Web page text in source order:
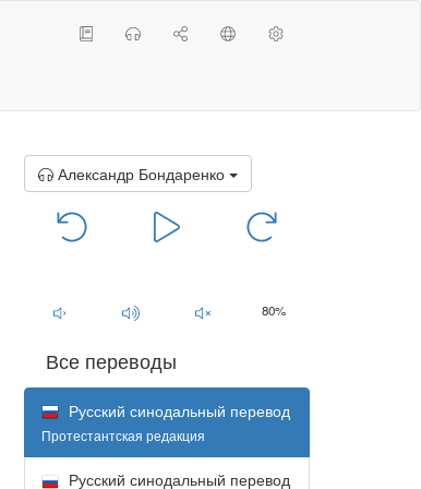
Александр Бондаренко
80%
Все переводы
Русский синодальный перевод
Протестантская редакция
Русский синодальный перевод